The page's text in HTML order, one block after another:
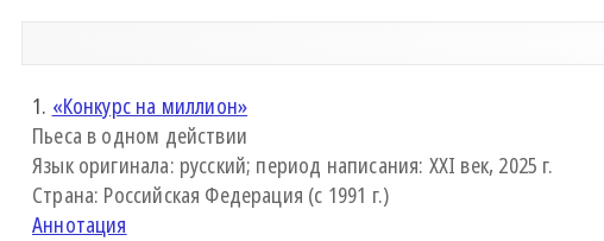
1. «Конкурс на миллион»
Пьеса в одном действии
Язык оригинала: русский; период написания: XXI век, 2025 г.
Страна: Российская Федерация (с 1991 г.)
Аннотация